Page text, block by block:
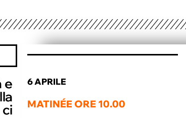
e 6 APRILE
MATINÉE ORE 10.00